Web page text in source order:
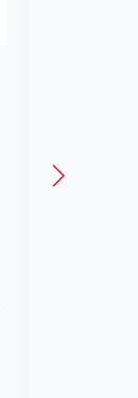
Habitantes